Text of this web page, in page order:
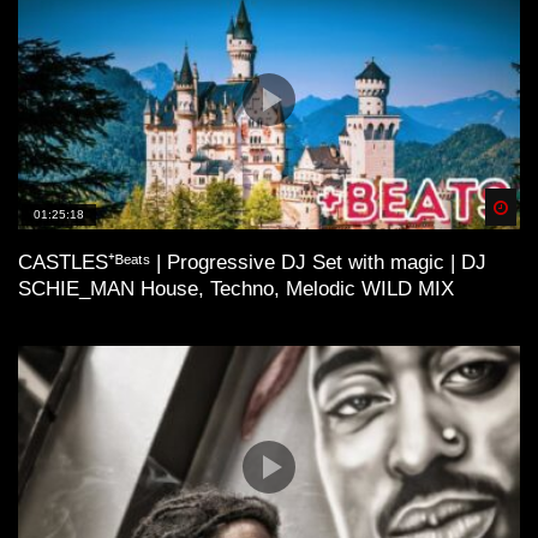
01:25:18
CASTLES⁺ᴮᵉᵃᵗˢ | Progressive DJ Set with magic | DJ
SCHIE_MAN House, Techno, Melodic WILD MIX